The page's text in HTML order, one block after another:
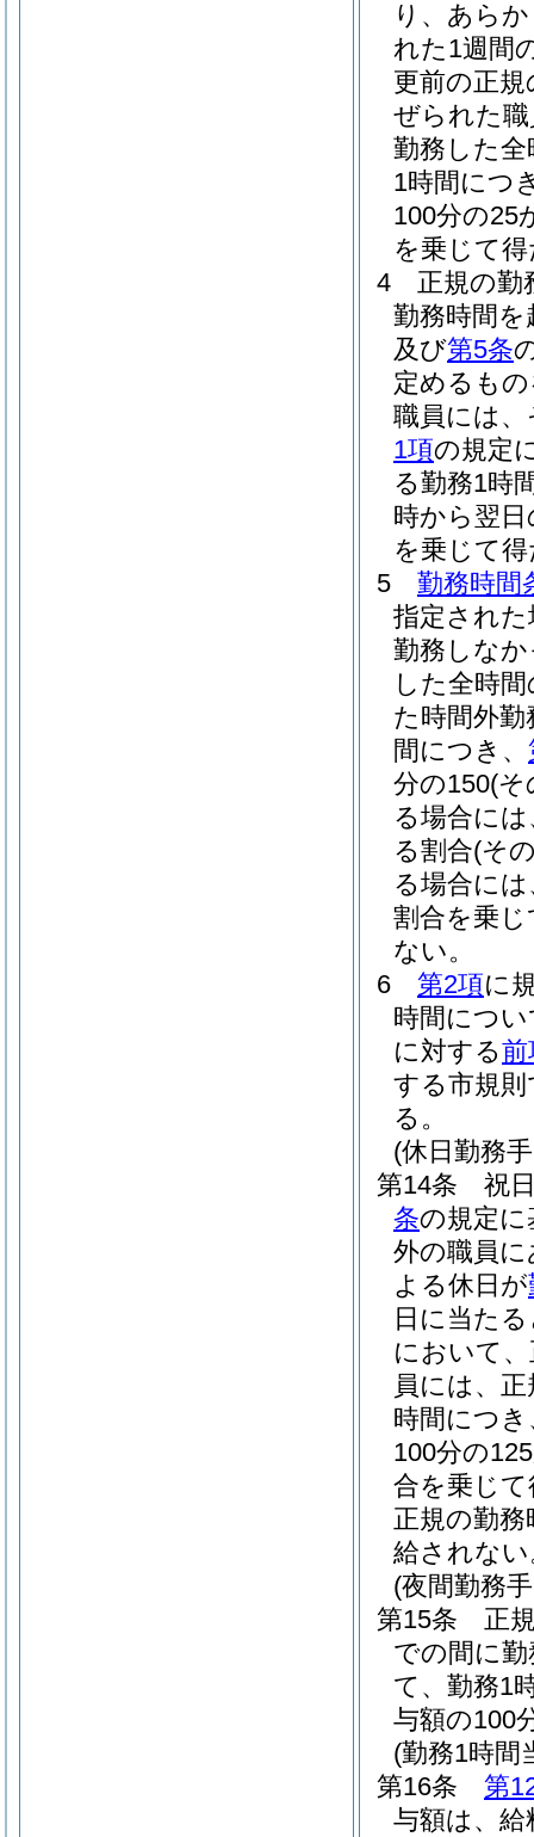
り、あら
れた1週間
更前の正
ぜられた
勤務した全
1時間につ
100分の25
を乗じて
4
正規の勤
勤務時間
及び第5条
定めるも
職員には
1項の規定
る勤務1時
時から翌
を乗じて
5
勤務時間
指定され
勤務しな
した全時
た時間外
間につき、
分の150(そ
る場合に
る割合(そ
る場合に
割合を乗
ない。
6
第2項に
時間につ
に対する前
する市規
る。
(休日勤務
第14条
祝
条の規定
外の職員
よる休日が
日に当た
において
員には、
時間につき
100分の
合を乗じ
正規の勤
給されない
(夜間勤務
第15条
正
での間に
て、勤務1
与額の100
(勤務1時間
第16条
第
与額は、